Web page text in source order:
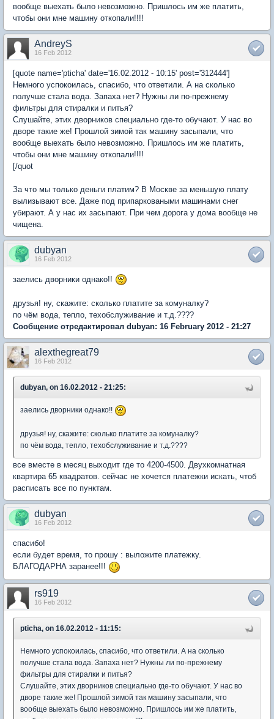
вообще выехать было невозможно. Пришлось им же платить,
чтобы они мне машину откопали!!!!
AndreyS
16 Feb 2012
[quote name='pticha' date='16.02.2012 - 10:15' post='312444']
Немного успокоилась, спасибо, что ответили. А на сколько
получше стала вода. Запаха нет? Нужны ли по-прежнему
фильтры для стиралки и питья?
Слушайте, этих дворников специально где-то обучают. У нас во
дворе такие же! Прошлой зимой так машину засыпали, что
вообще выехать было невозможно. Пришлось им же платить,
чтобы они мне машину откопали!!!!
[/quot
За что мы только деньги платим? В Москве за меньшую плату
вылизывают все. Даже под припарковаными машинами снег
убирают. А у нас их засыпают. При чем дорога у дома вообще не
чищена.
dubyan
16 Feb 2012
заелись дворники однако!!
друзья! ну, скажите: сколько платите за комуналку?
по чём вода, тепло, техобслуживание и т.д.????
Сообщение отредактировал dubyan: 16 February 2012 - 21:27
alexthegreat79
16 Feb 2012
dubyan, on 16.02.2012 - 21:25:
заелись дворники однако!!
друзья! ну, скажите: сколько платите за комуналку?
по чём вода, тепло, техобслуживание и т.д.????
все вместе в месяц выходит где то 4200-4500. Двухкомнатная
квартира 65 квадратов. сейчас не хочется платежки искать, чтоб
расписать все по пунктам.
dubyan
16 Feb 2012
спасибо!
если будет время, то прошу : выложите платежку.
БЛАГОДАРНА заранее!!!
rs919
16 Feb 2012
pticha, on 16.02.2012 - 11:15:
Немного успокоилась, спасибо, что ответили. А на сколько
получше стала вода. Запаха нет? Нужны ли по-прежнему
фильтры для стиралки и питья?
Слушайте, этих дворников специально где-то обучают. У нас во
дворе такие же! Прошлой зимой так машину засыпали, что
вообще выехать было невозможно. Пришлось им же платить,